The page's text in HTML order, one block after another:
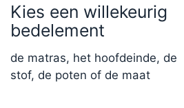
Kies een willekeurig
bedelement
de matras, het hoofdeinde, de
stof, de poten of de maat